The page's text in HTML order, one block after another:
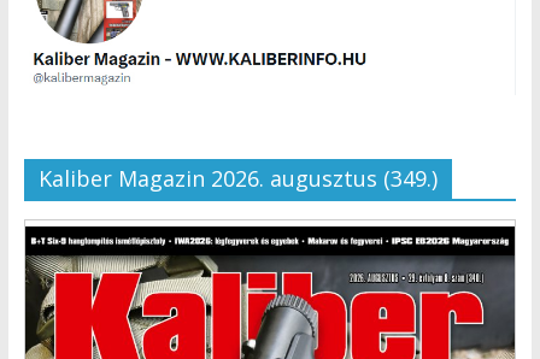
Kaliber Magazin 2026. augusztus (349.)